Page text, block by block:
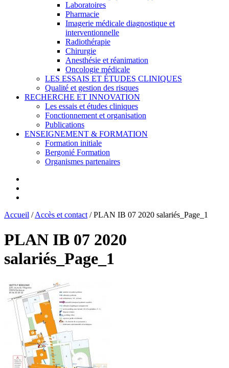
Laboratoires
Pharmacie
Imagerie médicale diagnostique et
interventionnelle
Radiothérapie
Chirurgie
Anesthésie et réanimation
Oncologie médicale
LES ESSAIS ET ÉTUDES CLINIQUES
Qualité et gestion des risques
RECHERCHE ET INNOVATION
Les essais et études cliniques
Fonctionnement et organisation
Publications
ENSEIGNEMENT & FORMATION
Formation initiale
Bergonié Formation
Organismes partenaires
Accueil /Accès et contact /PLAN IB 07 2020 salariés_Page_1
PLAN IB 07 2020
salariés_Page_1